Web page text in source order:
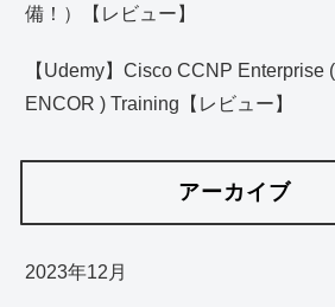
備！）【レビュー】
【Udemy】Cisco CCNP Enterprise
ENCOR ) Training【レビュー】
アーカイブ
2023年12月